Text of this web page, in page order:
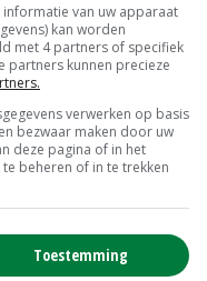
van uw apparaat
kan worden
met 4 partners of specifiek
partners kunnen precieze
verwerken op basis
bezwaar maken door uw
deze pagina of in het
beheren of in te trekken
Toestemming